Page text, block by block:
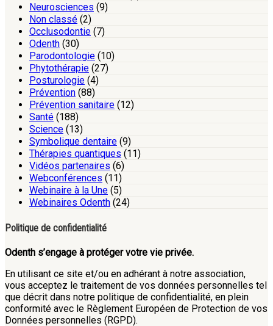
Neurosciences (9)
Non classé (2)
Occlusodontie (7)
Odenth (30)
Parodontologie (10)
Phytothérapie (27)
Posturologie (4)
Prévention (88)
Prévention sanitaire (12)
Santé (188)
Science (13)
Symbolique dentaire (9)
Thérapies quantiques (11)
Vidéos partenaires (6)
Webconférences (11)
Webinaire à la Une (5)
Webinaires Odenth (24)
Politique de confidentialité
Odenth s’engage à protéger votre vie privée.
En utilisant ce site et/ou en adhérant à notre association,
vous acceptez le traitement de vos données personnelles tel
que décrit dans notre politique de confidentialité, en plein
conformité avec le Règlement Européen de Protection de vos
Données personnelles (RGPD).